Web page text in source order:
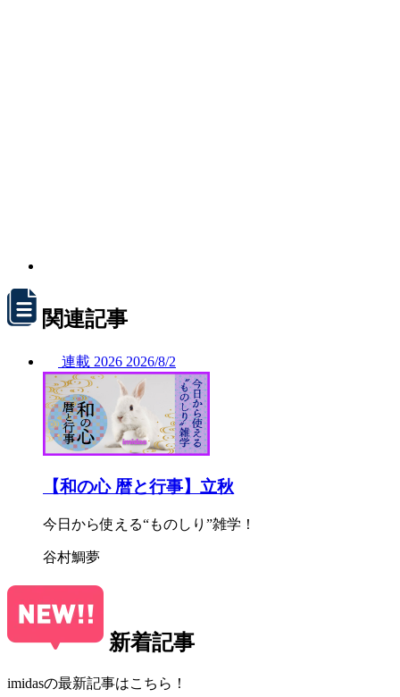
関連記事
連載 2026 2026/8/2
【和の心 暦と行事】立秋
今日から使える“ものしり”雑学！
谷村鯛夢
新着記事
imidasの最新記事はこちら！